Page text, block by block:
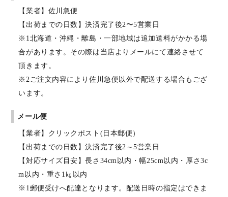
【業者】佐川急便
【出荷までの日数】決済完了後2〜5営業日
※1北海道・沖縄・離島・一部地域は追加送料がかかる場
合があります。その際は当店よりメールにて連絡させて
頂きます。
※2ご注文内容により佐川急便以外で配送する場合もござ
います。
メール便
【業者】クリックポスト(日本郵便）
【出荷までの日数】決済完了後2～5営業日
【対応サイズ目安】長さ34cm以内・幅25cm以内・厚さ3c
m以内・重さ1㎏以内
※1郵便受けへ配達となります。配送日時の指定はできま